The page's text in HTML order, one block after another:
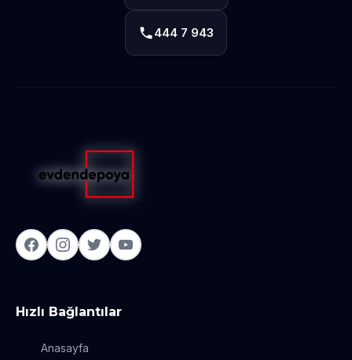
444 7 943
Hızlı Bağlantılar
Anasayfa